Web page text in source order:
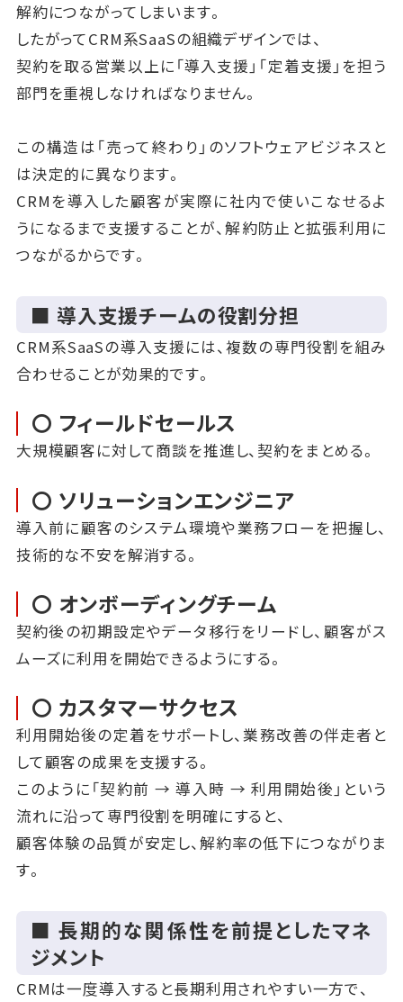
解約につながってしまいます。
したがってCRM系SaaSの組織デザインでは、
契約を取る営業以上に「導入支援」「定着支援」を担う
部門を重視しなければなりません。
この構造は「売って終わり」のソフトウェアビジネスと
は決定的に異なります。
CRMを導入した顧客が実際に社内で使いこなせるよ
うになるまで支援することが、解約防止と拡張利用に
つながるからです。
■ 導入支援チームの役割分担
CRM系SaaSの導入支援には、複数の専門役割を組み
合わせることが効果的です。
〇 フィールドセールス
大規模顧客に対して商談を推進し、契約をまとめる。
〇 ソリューションエンジニア
導入前に顧客のシステム環境や業務フローを把握し、
技術的な不安を解消する。
〇 オンボーディングチーム
契約後の初期設定やデータ移行をリードし、顧客がス
ムーズに利用を開始できるようにする。
〇 カスタマーサクセス
利用開始後の定着をサポートし、業務改善の伴走者と
して顧客の成果を支援する。
このように「契約前 → 導入時 → 利用開始後」という
流れに沿って専門役割を明確にすると、
顧客体験の品質が安定し、解約率の低下につながりま
す。
■ 長期的な関係性を前提としたマネ
ジメント
CRMは一度導入すると長期利用されやすい一方で、